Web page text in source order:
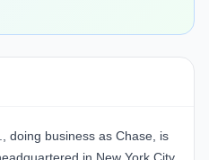
doing business as Chase, is